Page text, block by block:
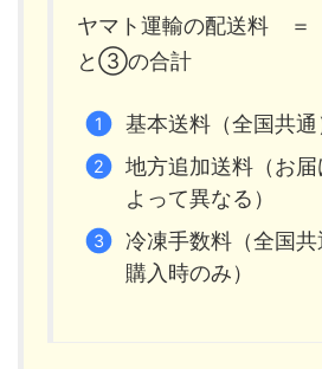
ヤマト運輸の配送料
と③の合計
基本送料（全国共通
地方追加送料（お
よって異なる）
冷凍手数料（全国
購入時のみ）